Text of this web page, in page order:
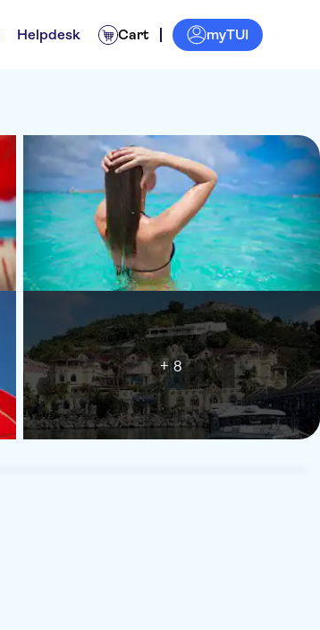
Helpdesk Cart myTUI
+ 8